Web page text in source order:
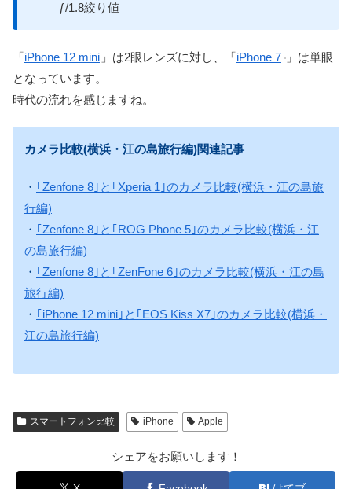
ƒ/1.8絞り値
「iPhone 12 mini 」は2眼レンズに対し、「iPhone 7
」は単眼
となっています。
時代の流れを感じますね。
カメラ比較(横浜・江の島旅行編)関連記事
・ ｢Zenfone 8｣と｢Xperia 1｣のカメラ比較(横浜・江の島旅
行編)
・ ｢Zenfone 8｣と｢ROG Phone 5｣のカメラ比較(横浜・江
の島旅行編)
・ ｢Zenfone 8｣と｢ZenFone 6｣のカメラ比較(横浜・江の島
旅行編)
・ ｢iPhone 12 mini｣と｢EOS Kiss X7｣のカメラ比較(横浜・
江の島旅行編)
スマートフォン比較 iPhone Apple
シェアをお願いします！